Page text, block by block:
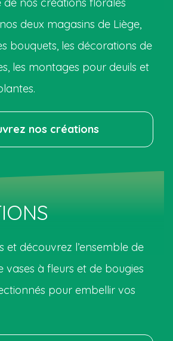
deux magasins de Liège,
bouquets, les décorations de
les montages pour deuils et
nos créations
et découvrez l’ensemble de
vases à fleurs et de bougies
pour embellir vos